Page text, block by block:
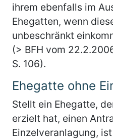
ihrem ebenfalls im
Ehegatten, wenn
unbeschränkt
(> BFH vom
S. 106).
Ehegatte ohne
Stellt ein Ehegatte,
erzielt hat, einen
Einzelveranlagung,